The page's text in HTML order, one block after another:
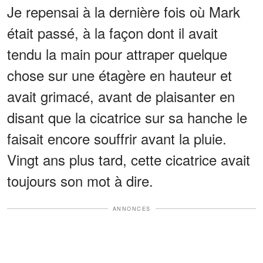
Je repensai à la dernière fois où Mark
était passé, à la façon dont il avait
tendu la main pour attraper quelque
chose sur une étagère en hauteur et
avait grimacé, avant de plaisanter en
disant que la cicatrice sur sa hanche le
faisait encore souffrir avant la pluie.
Vingt ans plus tard, cette cicatrice avait
toujours son mot à dire.
ANNONCES